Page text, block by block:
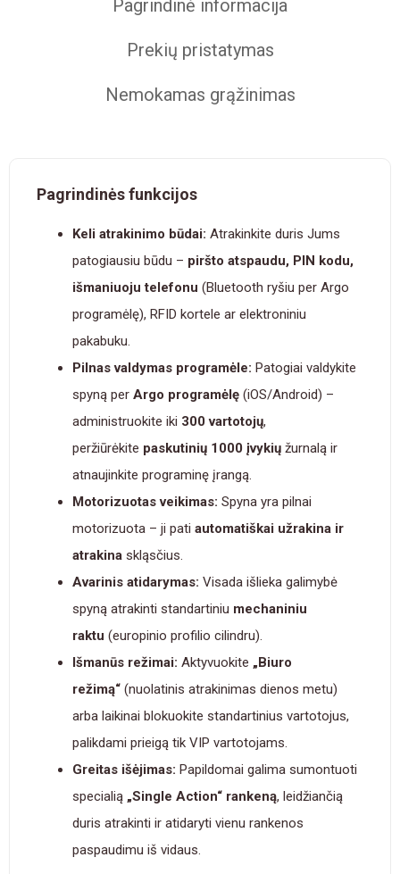
Pagrindinė informacija
Prekių pristatymas
Nemokamas grąžinimas
Pagrindinės funkcijos
Keli atrakinimo būdai: Atrakinkite duris Jums
patogiausiu būdu – piršto atspaudu, PIN kodu,
išmaniuoju telefonu (Bluetooth ryšiu per Argo
programėlę), RFID kortele ar elektroniniu
pakabuku.
Pilnas valdymas programėle: Patogiai valdykite
spyną per Argo programėlę (iOS/Android) –
administruokite iki 300 vartotojų,
peržiūrėkite paskutinių 1000 įvykių žurnalą ir
atnaujinkite programinę įrangą.
Motorizuotas veikimas: Spyna yra pilnai
motorizuota – ji pati automatiškai užrakina ir
atrakina skląsčius.
Avarinis atidarymas: Visada išlieka galimybė
spyną atrakinti standartiniu mechaniniu
raktu (europinio profilio cilindru).
Išmanūs režimai: Aktyvuokite „Biuro
režimą“ (nuolatinis atrakinimas dienos metu)
arba laikinai blokuokite standartinius vartotojus,
palikdami prieigą tik VIP vartotojams.
Greitas išėjimas: Papildomai galima sumontuoti
specialią „Single Action“ rankeną, leidžiančią
duris atrakinti ir atidaryti vienu rankenos
paspaudimu iš vidaus.